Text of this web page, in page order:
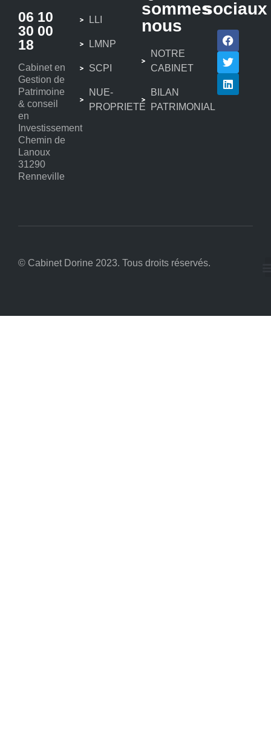
06 10
30 00
18
Cabinet en
Gestion de
Patrimoine
& conseil
en
Investissement
Chemin de
Lanoux
31290
Renneville
LLI
LMNP
SCPI
NUE-
PROPRIETE
sommes
nous
NOTRE
CABINET
BILAN
PATRIMONIAL
sociaux
© Cabinet Dorine 2023. Tous droits réservés.